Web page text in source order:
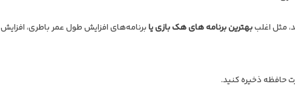
مثل اغلببهترین برنامه های هک بازی یابرنامه‌های افزایش طول عمر باطری، افزایش
حافظه ذخیره کنید.